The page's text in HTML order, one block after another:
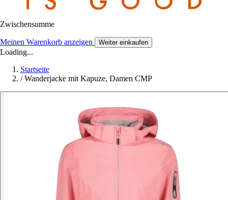
Zwischensumme
Meinen Warenkorb anzeigen Weiter einkaufen
Loading...
Startseite
/ Wanderjacke mit Kapuze, Damen CMP